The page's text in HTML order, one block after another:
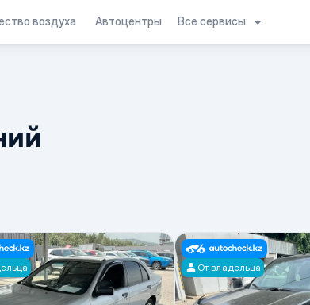
воздуха Автоцентры Все сервисы
От владельца